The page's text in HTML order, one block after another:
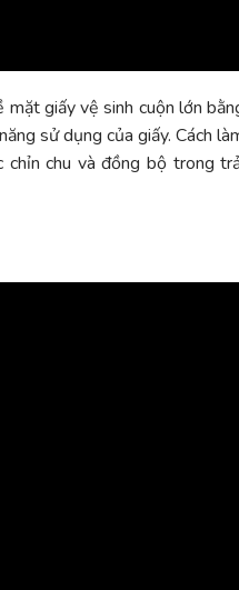
giấy vệ sinh cuộn lớn
sử dụng của giấy. Cách
chỉn chu và đồng bộ trong